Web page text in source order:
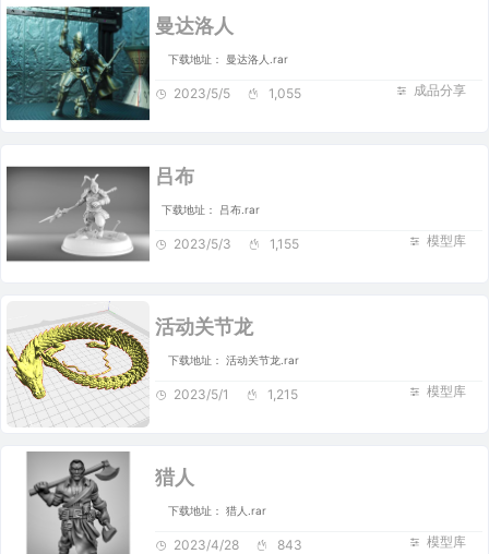
曼达洛人
下载地址： 曼达洛人.rar
成品分享
2023/5/5 1,055
吕布
下载地址： 吕布.rar
模型库
2023/5/3 1,155
活动关节龙
下载地址： 活动关节龙.rar
模型库
2023/5/1 1,215
猎人
下载地址： 猎人.rar
模型库
2023/4/28 843